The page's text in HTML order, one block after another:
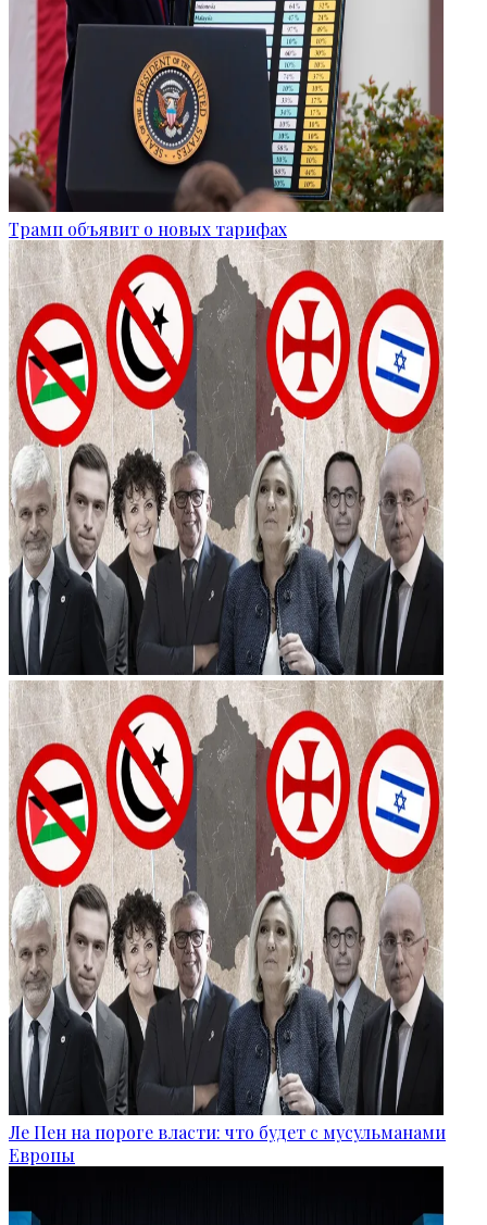
Трамп объявит о новых тарифах
Ле Пен на пороге власти: что будет с мусульманами
Европы